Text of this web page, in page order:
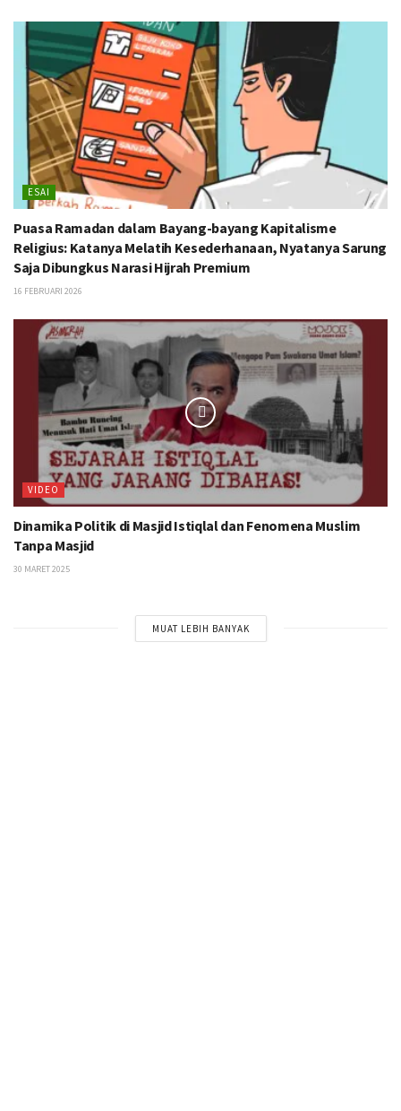
ESAI
Puasa Ramadan dalam Bayang-bayang Kapitalisme
Religius: Katanya Melatih Kesederhanaan, Nyatanya Sarung
Saja Dibungkus Narasi Hijrah Premium
16 FEBRUARI 2026
VIDEO
Dinamika Politik di Masjid Istiqlal dan Fenomena Muslim
Tanpa Masjid
30 MARET 2025
MUAT LEBIH BANYAK